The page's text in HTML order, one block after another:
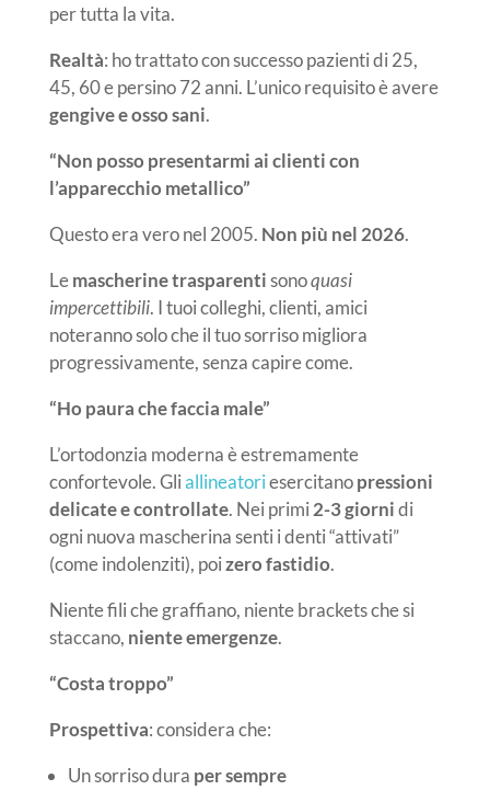
per tutta la vita.
Realtà: ho trattato con successo pazienti di 25,
45, 60 e persino 72 anni. L’unico requisito è avere
gengive e osso sani.
“Non posso presentarmi ai clienti con
l’apparecchio metallico”
Questo era vero nel 2005. Non più nel 2026.
Lemascherine trasparentisonoquasi
impercettibili. I tuoi colleghi, clienti, amici
noteranno solo che il tuo sorriso migliora
progressivamente, senza capire come.
“Ho paura che faccia male”
L’ortodonzia moderna è estremamente
confortevole. Gliallineatoriesercitanopressioni
delicate e controllate. Nei primi 2-3 giornidi
ogni nuova mascherina senti i denti “attivati”
(come indolenziti), poizero fastidio.
Niente fili che graffiano, niente brackets che si
staccano, niente emergenze.
“Costa troppo”
Prospettiva: considera che:
Un sorriso dura per sempre